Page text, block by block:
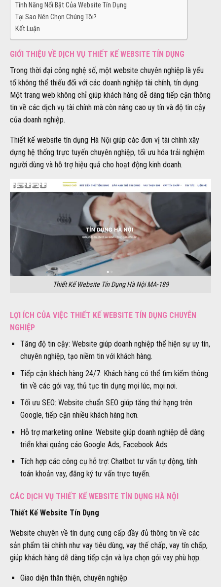
Tính Năng Nổi Bật Của Website Tín Dụng
Tại Sao Nên Chọn Chúng Tôi?
Kết Luận
GIỚI THIỆU VỀ DỊCH VỤ THIẾT KẾ WEBSITE TÍN DỤNG
Trong thời đại công nghệ số, một website chuyên nghiệp là yếu
tố không thể thiếu đối với các doanh nghiệp tài chính, tín dụng.
Một trang web không chỉ giúp khách hàng dễ dàng tiếp cận thông
tin về các dịch vụ tài chính mà còn nâng cao uy tín và độ tin cậy
của doanh nghiệp.
Thiết kế website tín dụng Hà Nội giúp các đơn vị tài chính xây
dựng hệ thống trực tuyến chuyên nghiệp, tối ưu hóa trải nghiệm
người dùng và hỗ trợ hiệu quả cho hoạt động kinh doanh.
Thiết Kế Website Tín Dụng Hà Nội MA-189
LỢI ÍCH CỦA VIỆC THIẾT KẾ WEBSITE TÍN DỤNG CHUYÊN
NGHIỆP
Tăng độ tin cậy: Website giúp doanh nghiệp thể hiện sự uy tín,
chuyên nghiệp, tạo niềm tin với khách hàng.
Tiếp cận khách hàng 24/7: Khách hàng có thể tìm kiếm thông
tin về các gói vay, thủ tục tín dụng mọi lúc, mọi nơi.
Tối ưu SEO: Website chuẩn SEO giúp tăng thứ hạng trên
Google, tiếp cận nhiều khách hàng hơn.
Hỗ trợ marketing online: Website giúp doanh nghiệp dễ dàng
triển khai quảng cáo Google Ads, Facebook Ads.
Tích hợp các công cụ hỗ trợ: Chatbot tư vấn tự động, tính
toán khoản vay, đăng ký tư vấn trực tuyến.
CÁC DỊCH VỤ THIẾT KẾ WEBSITE TÍN DỤNG HÀ NỘI
Thiết Kế Website Tín Dụng
Website chuyên về tín dụng cung cấp đầy đủ thông tin về các
sản phẩm tài chính như vay tiêu dùng, vay thế chấp, vay tín chấp,
giúp khách hàng dễ dàng tiếp cận và lựa chọn gói vay phù hợp.
Giao diện thân thiện, chuyên nghiệp